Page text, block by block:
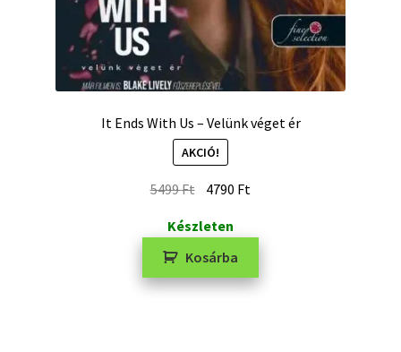
It Ends With Us – Velünk véget ér
AKCIÓ!
5499Ft 4790 Ft
Készleten
Kosárba